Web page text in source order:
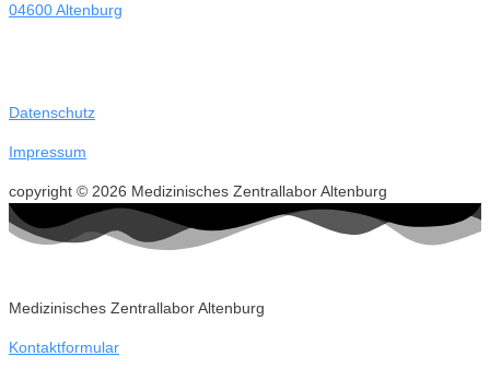
04600 Altenburg
Datenschutz
Impressum
copyright © 2026 Medizinisches Zentrallabor Altenburg
Medizinisches Zentrallabor Altenburg
Kontaktformular